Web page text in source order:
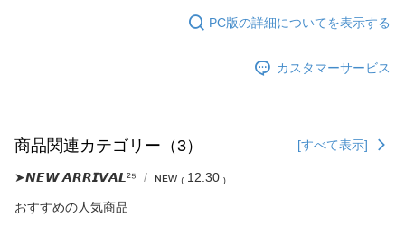
PC版の詳細についてを表示する
カスタマーサービス
商品関連カテゴリー（3） [すべて表示]
➤𝙉𝙀𝙒 𝘼𝙍𝙍𝙄𝙑𝘼𝙇²⁵ ɴᴇᴡ ₍ 12.30 ₎
おすすめの人気商品